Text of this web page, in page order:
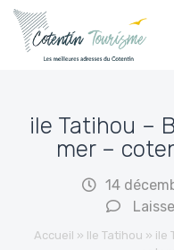
ile Tatihou –
mer –
14
Accueil » Ile Tatihou » ile